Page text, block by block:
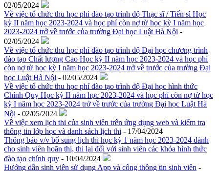
02/05/2024
Về việc tổ chức thu học phí đào tạo trình độ Thạc sĩ / Tiến sĩ Học
kỳ II năm học 2023-2024 và học phí còn nợ từ học kỳ I năm học
2023-2024 trở về trước của trường Đại học Luật Hà Nội -
02/05/2024
Về việc tổ chức thu học phí đào tạo trình độ Đại học chương trình
đào tạo Chất lượng Cao Học kỳ II năm học 2023-2024 và học phí
còn nợ từ học kỳ I năm học 2023-2024 trở về trước của trường Đại
học Luật Hà Nội - 02/05/2024
Về việc tổ chức thu học phí đào tạo trình độ Đại học hình thức
Chính Quy Học kỳ II năm học 2023-2024 và học phí còn nợ từ học
kỳ I năm học 2023-2024 trở về trước của trường Đại học Luật Hà
Nội - 02/05/2024
Về việc xem lịch thi của sinh viên trên ứng dụng web và kiểm tra
thông tin lớp học và danh sách lịch thi - 17/04/2024
Thông báo v/v bổ sung lịch thi học kỳ 1 năm học 2023-2024 dành
cho sinh viên hoãn thi, thi lại đối với sinh viên các khóa hình thức
đào tạo chính quy - 10/04/2024
Hướng dẫn sinh viên sử dụng App và cổng thông tin sinh viên -